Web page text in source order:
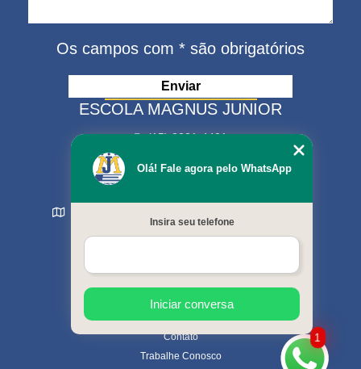
Os campos com * são obrigatórios
ESCOLA MAGNUS JUNIOR
(15) 3321-4401
(15) 99630-9333
matriculas@escolamagnus.com.br
Sorocaba - SP - CEP: 18044-130
MENU
Cursos oferecidos
Contato
Trabalhe Conosco
1
Olá! Fale agora pelo WhatsApp
Insira seu telefone
Iniciar conversa